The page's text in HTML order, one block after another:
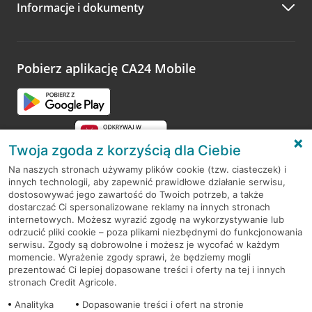
Zachęcamy do podzielenia się z nami opinią o wizycie.
opinie.
Informacje i dokumenty
Pobierz aplikację CA24 Mobile
RODO
Regulamin serwisu
Mapa serwisu
PolitykaCookies
Twoja zgoda z korzyścią dla Ciebie
Na naszych stronach używamy plików cookie (tzw. ciasteczek) i
innych technologii, aby zapewnić prawidłowe działanie serwisu,
dostosowywać jego zawartość do Twoich potrzeb, a także
dostarczać Ci spersonalizowane reklamy na innych stronach
internetowych. Możesz wyrazić zgodę na wykorzystywanie lub
odrzucić pliki cookie – poza plikami niezbędnymi do funkcjonowania
serwisu. Zgody są dobrowolne i możesz je wycofać w każdym
momencie. Wyrażenie zgody sprawi, że będziemy mogli
prezentować Ci lepiej dopasowane treści i oferty na tej i innych
stronach Credit Agricole.
Analityka
Dopasowanie treści i ofert na stronie